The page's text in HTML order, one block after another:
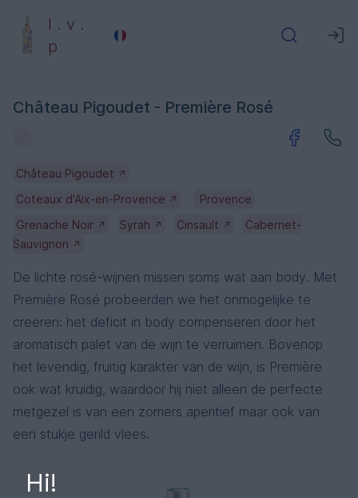
l . v .
p
Château Pigoudet - Première Rosé
Château Pigoudet ↗
Coteaux d'Aix-en-Provence ↗
Provence
Grenache Noir ↗ Syrah ↗ Cinsault ↗
Cabernet-
Sauvignon ↗
De lichte rosé-wijnen missen soms wat aan body. Met
Première Rosé probeerden we het onmogelijke te
creëren: het deficit in body compenseren door het
aromatisch palet van de wijn te verruimen. Bovenop
het levendig, fruitig karakter van de wijn, is Première
ook wat kruidig, waardoor hij niet alleen de perfecte
metgezel is van een zomers aperitief maar ook van
een stukje gerild vlees.
Hi!